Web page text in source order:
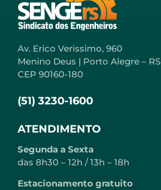
Av. Erico Verissimo, 960
Menino Deus | Porto Alegre – RS
CEP 90160-180
(51) 3230-1600
ATENDIMENTO
Segunda a Sexta
das 8h30 – 12h / 13h – 18h
Estacionamento gratuito